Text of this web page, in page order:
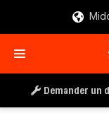
Demander un
DEMANDER UN